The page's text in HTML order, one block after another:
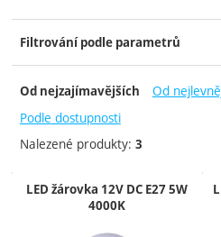
Filtrování podle parametrů
Cena (Kč)
-
Dostupnost
Skladem
Od nejzajímavějších Od
Podle dostupnosti
Nalezené produkty: 3
Produkty
LED žárovka 12V DC E27 5W
4000K